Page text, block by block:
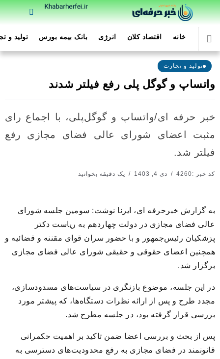
خانه اقتصاد کلان انرژی بانک بیمه بورس تولید و
تولید و تجارت
واتساپ و گوگل پلی رفع فیلتر شدند
خبر حرفه ای/واتساپ و گوگل‌پلی، با اجماع رای
مثبت اعضای شورای عالی فضای مجازی رفع
فیلتر شد.
کد خبر :4260 دی 4, 1403 یک دقیقه بخوانید
به گزارش خبرحرفه ای، ایرنا نوشت: سومین جلسه شورای
عالی فضای مجازی در دولت چهاردهم به ریاست دکتر
پزشکیان رئیس‌جمهور و با حضور سران قوای مقننه و قضائیه و
همچنین اعضای حقوقی و حقیقی شورای عالی فضای مجازی
برگزار شد.
در این جلسه، موضوع بازنگری در سیاست‌های مسدودسازی،
مجدد طرح و پس از ارائه نظرات دستگاه‌ها، که پیشتر مورد
بررسی قرار گرفته بود، در جلسه مطرح شد.
پس از بحث و بررسی اعضا ضمن تاکید بر اهمیت حکمرانی
قانونمند در فضای مجازی به رفع محدودیت‌های دسترسی به